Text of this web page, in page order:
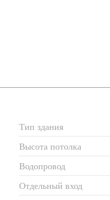
Тип здания
Высота потолка
Водопровод
Отдельный вход